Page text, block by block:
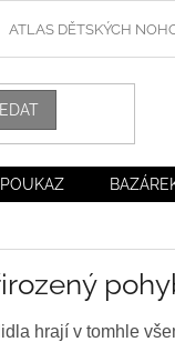
ATLAS DĚTSKÝCH
POUKAZ
hrají v tomhle